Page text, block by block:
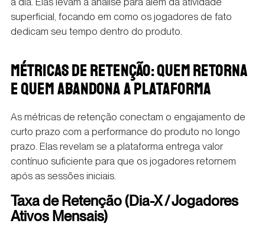
superficial, focando em como os jogadores de fato
dedicam seu tempo dentro do produto.
MÉTRICAS DE RETENÇÃO: QUEM RETORNA
E QUEM ABANDONA A PLATAFORMA
As métricas de retenção conectam o engajamento de
curto prazo com a performance do produto no longo
prazo. Elas revelam se a plataforma entrega valor
contínuo suficiente para que os jogadores retornem
após as sessões iniciais.
Taxa de Retenção (Dia-X / Jogadores
Ativos Mensais)